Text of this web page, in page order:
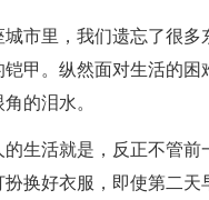
城市里，我们遗忘了很
铠甲。纵然面对生活的
的泪水。
的生活就是，反正不管
扮换好衣服，即使第二天